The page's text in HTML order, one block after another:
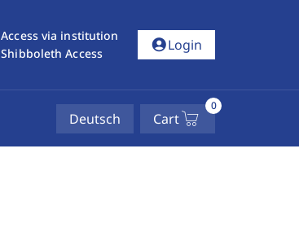
Access via institution
Shibboleth Access
account_circleLogin
Deutsch Cart
0